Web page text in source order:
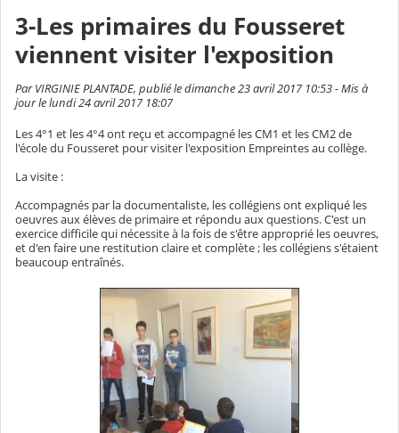
3-Les primaires du Fousseret
viennent visiter l'exposition
Par VIRGINIE PLANTADE, publié le dimanche 23 avril 2017 10:53 - Mis à
jour le lundi 24 avril 2017 18:07
Les 4°1 et les 4°4 ont reçu et accompagné les CM1 et les CM2 de
l'école du Fousseret pour visiter l'exposition Empreintes au collège.
La visite :
Accompagnés par la documentaliste, les collégiens ont expliqué les
oeuvres aux élèves de primaire et répondu aux questions. C'est un
exercice difficile qui nécessite à la fois de s'être approprié les oeuvres,
et d'en faire une restitution claire et complète ; les collégiens s'étaient
beaucoup entraînés.